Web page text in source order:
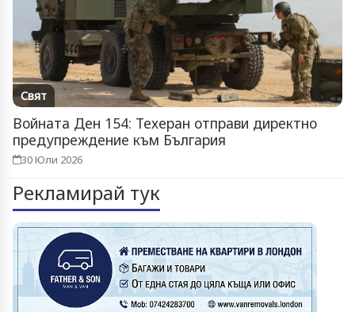
Свят
Войната Ден 154: Техеран отправи директно
предупреждение към България
30 Юли 2026
Рекламирай тук